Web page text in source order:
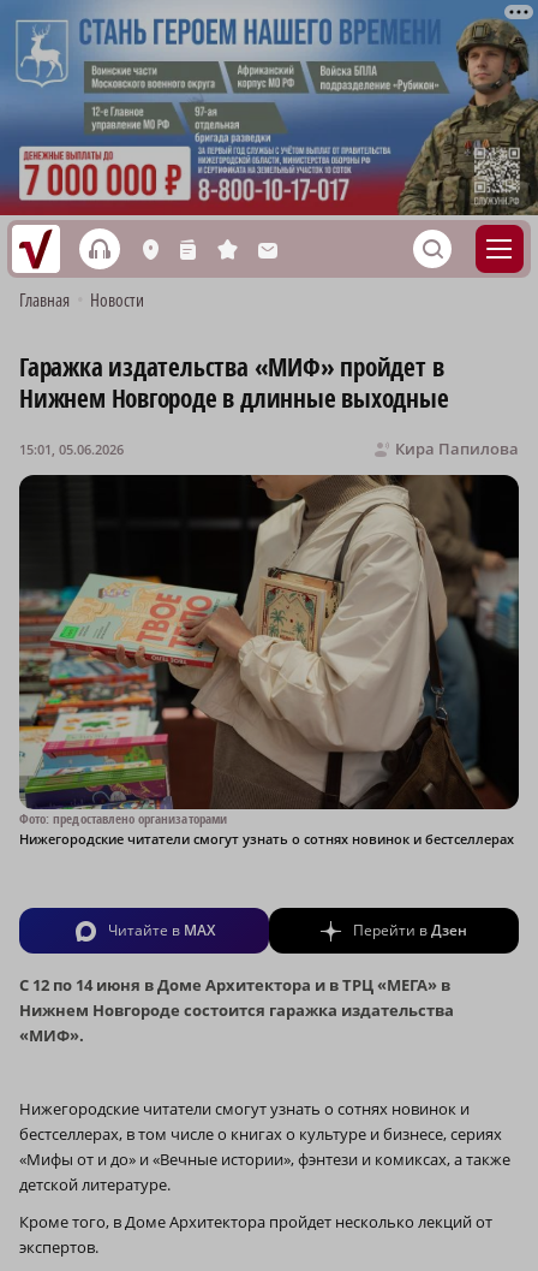
h L n s M S
Главная Новости
Гаражка издательства «МИФ» пройдет в
Нижнем Новгороде в длинные выходные
Кира Папилова
15:01, 05.06.2026
Фото: предоставлено организаторами
Нижегородские читатели смогут узнать о сотнях новинок и бестселлерах
Читайте в MAX Перейти вДзен
С 12 по 14 июня в Доме Архитектора и в ТРЦ «МЕГА» в
Нижнем Новгороде состоится гаражка издательства
«МИФ».
Нижегородские читатели смогут узнать о сотнях новинок и
бестселлерах, в том числе о книгах о культуре и бизнесе, сериях
«Мифы от и до» и «Вечные истории», фэнтези и комиксах, а также
детской литературе.
Кроме того, в Доме Архитектора пройдет несколько лекций от
экспертов.